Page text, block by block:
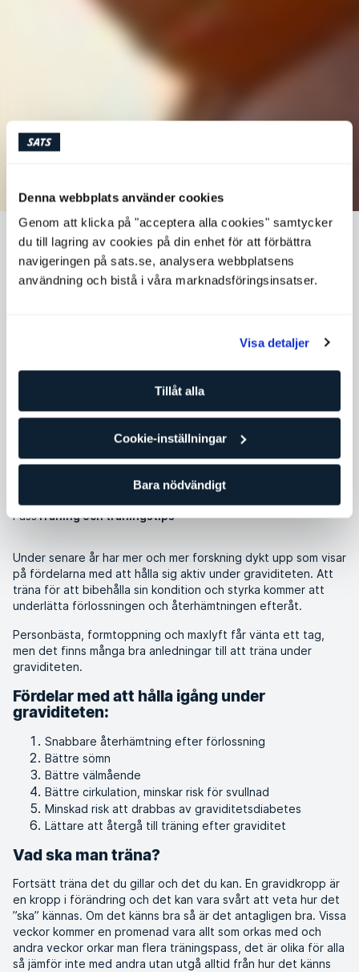
Denna webbplats använder cookies
Genom att klicka på "acceptera alla cookies" samtycker
du till lagring av cookies på din enhet för att förbättra
navigeringen på sats.se, analysera webbplatsens
användning och bistå i våra marknadsföringsinsatser.
Visa detaljer
Tillåt alla
Cookie-inställningar
Bara nödvändigt
VARFÖR TRÄNA UNDER
GRAVIDITETEN?
att röra på sig. När man är gravid får många pausa sina
motivationen, särskilt när tröttheten och illamåendet
Kristina Olander Eklöf
PassTräning och träningstips
Under senare år har mer och mer forskning dykt upp som visar
på fördelarna med att hålla sig aktiv under graviditeten. Att
träna för att bibehålla sin kondition och styrka kommer att
underlätta förlossningen och återhämtningen efteråt.
Personbästa, formtoppning och maxlyft får vänta ett tag,
men det finns många bra anledningar till att träna under
graviditeten.
Fördelar med att hålla igång under
graviditeten:
Snabbare återhämtning efter förlossning
Bättre sömn
Bättre välmående
Bättre cirkulation, minskar risk för svullnad
Minskad risk att drabbas av graviditetsdiabetes
Lättare att återgå till träning efter graviditet
Vad ska man träna?
Fortsätt träna det du gillar och det du kan. En gravidkropp är
en kropp i förändring och det kan vara svårt att veta hur det
”ska” kännas. Om det känns bra så är det antagligen bra. Vissa
veckor kommer en promenad vara allt som orkas med och
andra veckor orkar man flera träningspass, det är olika för alla
så jämför inte med andra utan utgå alltid från hur det känns